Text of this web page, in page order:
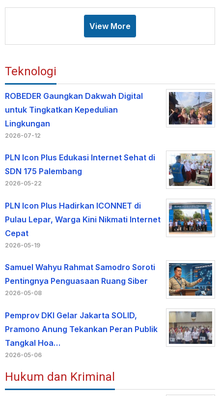
View More
Teknologi
ROBEDER Gaungkan Dakwah Digital
untuk Tingkatkan Kepedulian
Lingkungan
2026-07-12
PLN Icon Plus Edukasi Internet Sehat di
SDN 175 Palembang
2026-05-22
PLN Icon Plus Hadirkan ICONNET di
Pulau Lepar, Warga Kini Nikmati Internet
Cepat
2026-05-19
Samuel Wahyu Rahmat Samodro Soroti
Pentingnya Penguasaan Ruang Siber
2026-05-08
Pemprov DKI Gelar Jakarta SOLID,
Pramono Anung Tekankan Peran Publik
Tangkal Hoa…
2026-05-06
Hukum dan Kriminal